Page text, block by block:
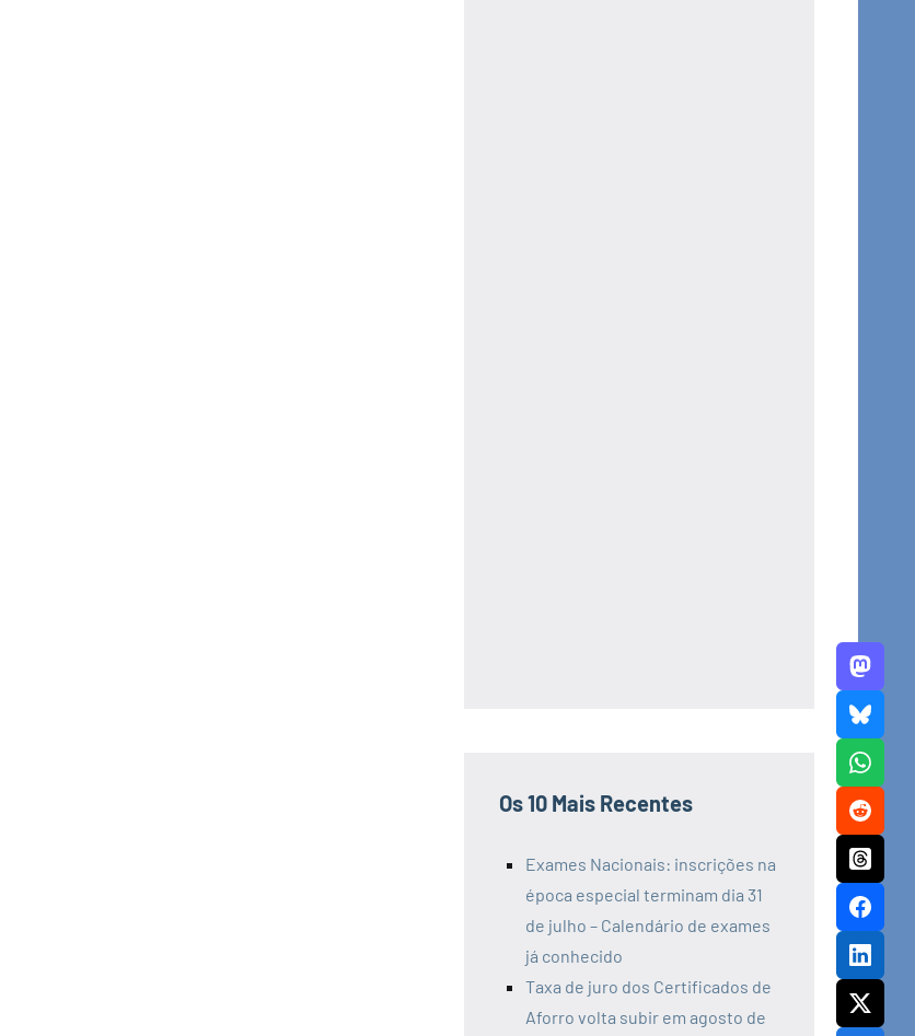
Os 10 Mais Recentes
Exames Nacionais: inscrições na
época especial terminam dia 31
de julho – Calendário de exames
já conhecido
Taxa de juro dos Certificados de
Aforro volta subir em agosto de